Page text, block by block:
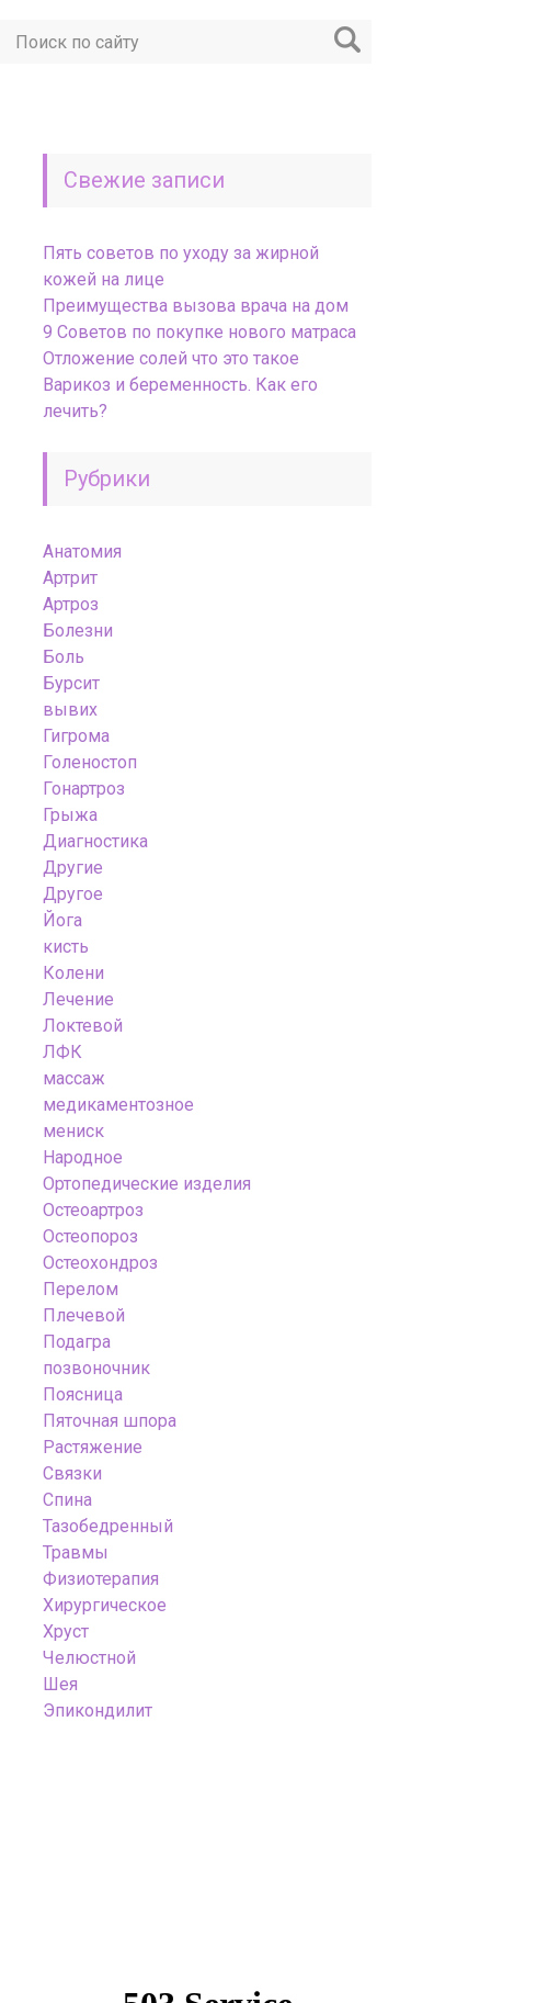
Свежие записи
Пять советов по уходу за жирной
кожей на лице
Преимущества вызова врача на дом
9 Советов по покупке нового матраса
Отложение солей что это такое
Варикоз и беременность. Как его
лечить?
Рубрики
Анатомия
Артрит
Артроз
Болезни
Боль
Бурсит
вывих
Гигрома
Голеностоп
Гонартроз
Грыжа
Диагностика
Другие
Другое
Йога
кисть
Колени
Лечение
Локтевой
ЛФК
массаж
медикаментозное
мениск
Народное
Ортопедические изделия
Остеоартроз
Остеопороз
Остеохондроз
Перелом
Плечевой
Подагра
позвоночник
Поясница
Пяточная шпора
Растяжение
Связки
Спина
Тазобедренный
Травмы
Физиотерапия
Хирургическое
Хруст
Челюстной
Шея
Эпикондилит